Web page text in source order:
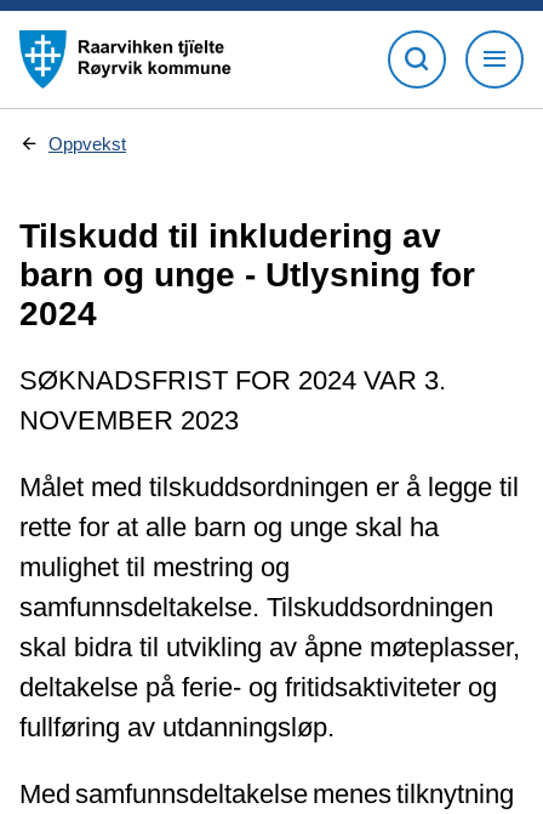
D
h
e
Oppvekst
Tilskudd til inkludering av
barn og unge - Utlysning for
2024
SØKNADSFRIST FOR 2024 VAR 3.
NOVEMBER 2023
Målet med tilskuddsordningen er å legge til
rette for at alle barn og unge skal ha
mulighet til mestring og
samfunnsdeltakelse. Tilskuddsordningen
skal bidra til utvikling av åpne møteplasser,
deltakelse på ferie- og fritidsaktiviteter og
fullføring av utdanningsløp.
Med samfunnsdeltakelse menes tilknytning